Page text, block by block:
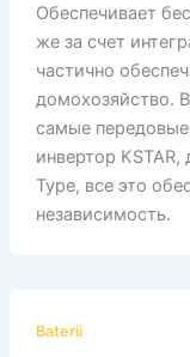
Обеспечивает
же за счет
частично
домохозяйство.
самые
инвертор
Type, все это
независимость.
Baterii